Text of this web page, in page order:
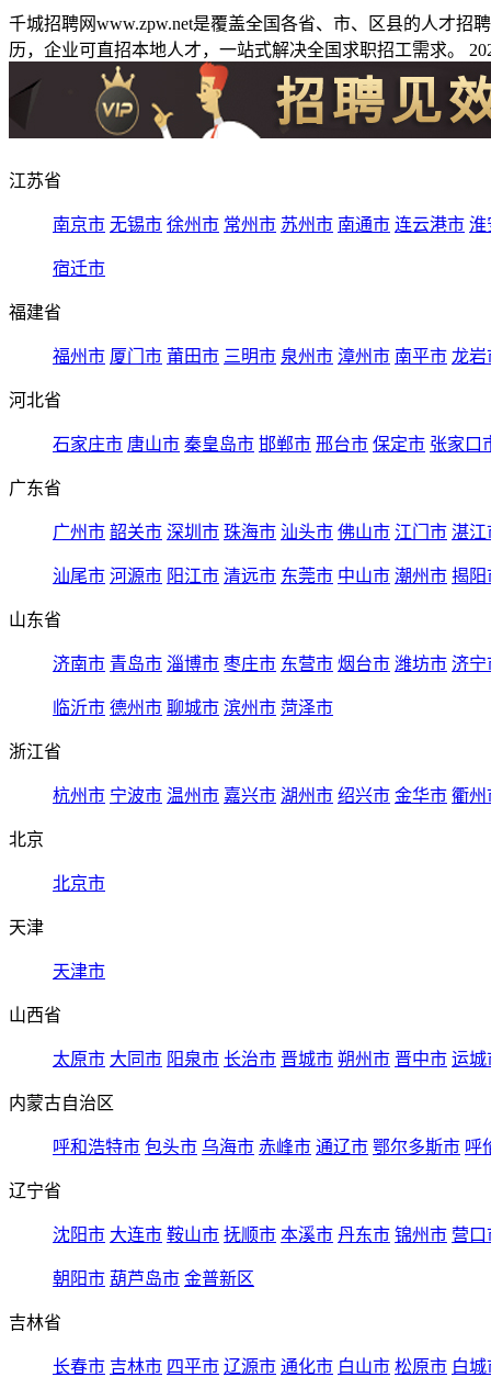
千城招聘网www.zpw.net是覆盖全国各省、市、区县的人才
历，企业可直招本地人才，一站式解决全国求职招工需求。
江苏省
南京市 无锡市 徐州市 常州市 苏州市 南通市 连云港市 淮
宿迁市
福建省
福州市 厦门市 莆田市 三明市 泉州市 漳州市 南平市 龙岩
河北省
石家庄市 唐山市 秦皇岛市 邯郸市 邢台市 保定市 张家口
广东省
广州市 韶关市 深圳市 珠海市 汕头市 佛山市 江门市 湛江
汕尾市 河源市 阳江市 清远市 东莞市 中山市 潮州市 揭阳
山东省
济南市 青岛市 淄博市 枣庄市 东营市 烟台市 潍坊市 济宁
临沂市 德州市 聊城市 滨州市 菏泽市
浙江省
杭州市 宁波市 温州市 嘉兴市 湖州市 绍兴市 金华市 衢州
北京
北京市
天津
天津市
山西省
太原市 大同市 阳泉市 长治市 晋城市 朔州市 晋中市 运城
内蒙古自治区
呼和浩特市 包头市 乌海市 赤峰市 通辽市 鄂尔多斯市 呼
辽宁省
沈阳市 大连市 鞍山市 抚顺市 本溪市 丹东市 锦州市 营口
朝阳市 葫芦岛市 金普新区
吉林省
长春市 吉林市 四平市 辽源市 通化市 白山市 松原市 白城